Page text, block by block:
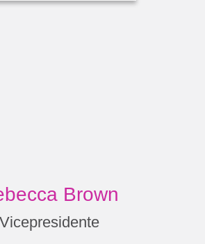
Brown
Vicepresidente